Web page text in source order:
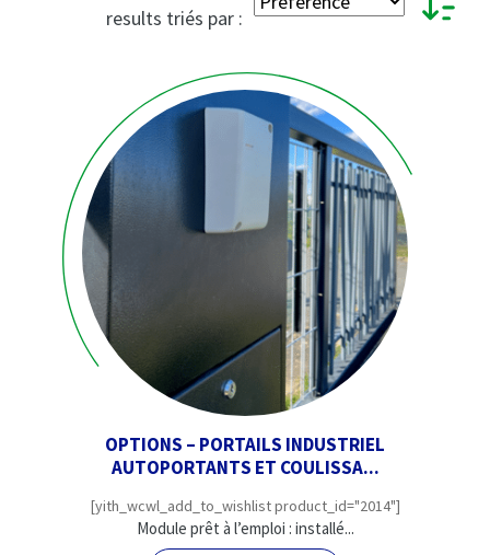
results triés par :
OPTIONS – PORTAILS INDUSTRIEL
AUTOPORTANTS ET COULISSA...
[yith_wcwl_add_to_wishlist product_id="2014"]
Module prêt à l’emploi : installé...